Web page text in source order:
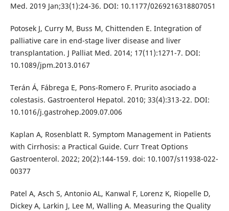
Med. 2019 Jan;33(1):24-36. DOI: 10.1177/0269216318807051
Potosek J, Curry M, Buss M, Chittenden E. Integration of
palliative care in end-stage liver disease and liver
transplantation. J Palliat Med. 2014; 17(11):1271-7. DOI:
10.1089/jpm.2013.0167
Terán Á, Fábrega E, Pons-Romero F. Prurito asociado a
colestasis. Gastroenterol Hepatol. 2010; 33(4):313-22. DOI:
10.1016/j.gastrohep.2009.07.006
Kaplan A, Rosenblatt R. Symptom Management in Patients
with Cirrhosis: a Practical Guide. Curr Treat Options
Gastroenterol. 2022; 20(2):144-159. doi: 10.1007/s11938-022-
00377
Patel A, Asch S, Antonio AL, Kanwal F, Lorenz K, Riopelle D,
Dickey A, Larkin J, Lee M, Walling A. Measuring the Quality